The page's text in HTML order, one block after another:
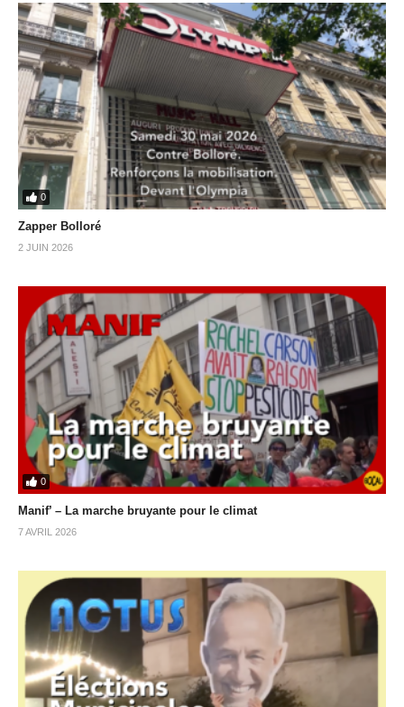
0
Zapper Bolloré
2 JUIN 2026
0
Manif’ – La marche bruyante pour le climat
7 AVRIL 2026